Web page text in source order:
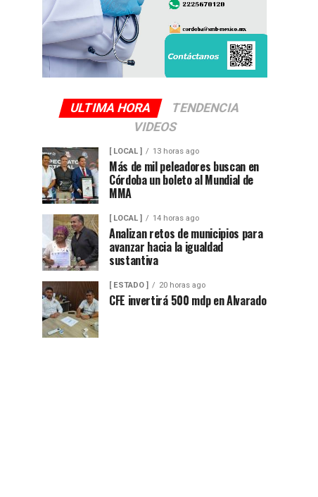
ULTIMA HORA
TENDENCIA
VIDEOS
[ LOCAL ] 13 horas ago
Más de mil peleadores buscan en
Córdoba un boleto al Mundial de
MMA
[ LOCAL ] 14 horas ago
Analizan retos de municipios para
avanzar hacia la igualdad
sustantiva
[ ESTADO ] 20 horas ago
CFE invertirá 500 mdp en Alvarado